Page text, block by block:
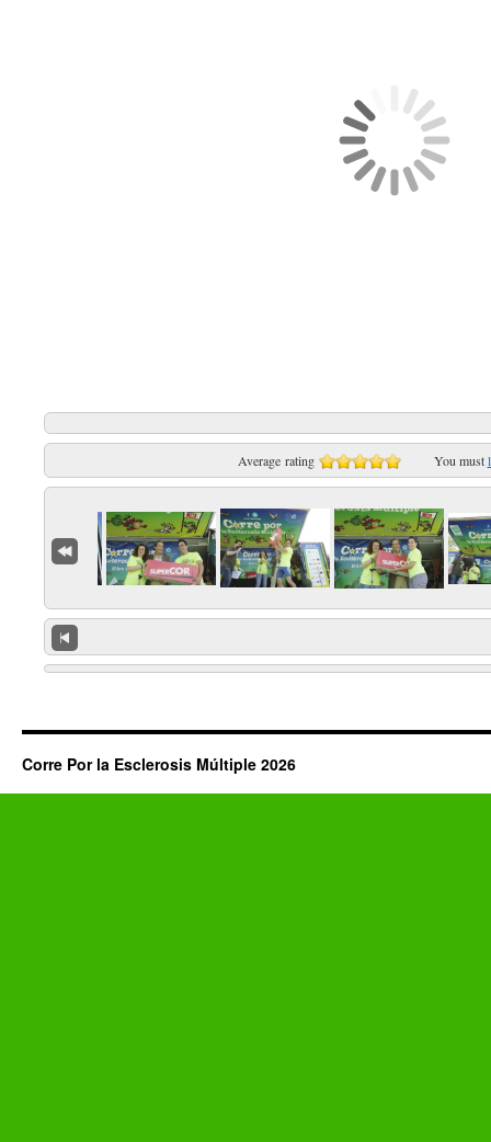
Average rating You must
Corre Por la Esclerosis Múltiple 2026